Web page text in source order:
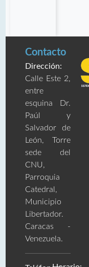
Contacto
Dirección:
Calle Este 2,
entre
esquina Dr.
Paúl y
Salvador de
León, Torre
sede del
CNU,
Parroquia
Catedral,
Municipio
Libertador.
Caracas -
Venezuela.